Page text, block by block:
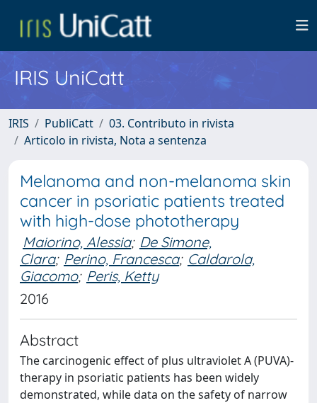
IRIS UniCatt
IRIS PubliCatt
03. Contributo in rivista
Articolo in rivista, Nota a sentenza
Melanoma and non-melanoma skin
cancer in psoriatic patients treated
with high-dose phototherapy
Maiorino, Alessia; De Simone,
Clara; Perino, Francesca; Caldarola,
Giacomo; Peris, Ketty
2016
Abstract
The carcinogenic effect of plus ultraviolet A (PUVA)-
therapy in psoriatic patients has been widely
demonstrated, while data on the safety of narrow